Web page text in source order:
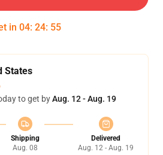
in 04: 24: 54
States
to get byAug. 12 - Aug. 19
Shipping
Aug. 08
Delivered
Aug. 12 - Aug. 19